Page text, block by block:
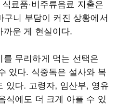
료품·비주류음료 지출은
니 부담이 커진 상황에서
운 게 현실이다.
무리하게 먹는 선택은
있다. 식중독은 설사와 복
있다. 고령자, 임산부, 영유
식에도 더 크게 아플 수 있